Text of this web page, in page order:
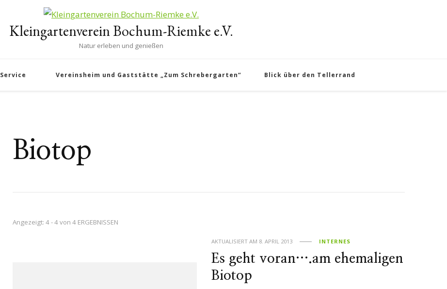
Kleingartenverein Bochum-Riemke e.V.
Natur erleben und genießen
Service Vereinsheim und Gaststätte „Zum Schrebergarten“ Blick über den Tellerrand
Biotop
Angezeigt: 4 - 4 von 4 ERGEBNISSEN
AKTUALISIERT AM 8. APRIL 2013 INTERNES
Es geht voran….am ehemaligen
Biotop